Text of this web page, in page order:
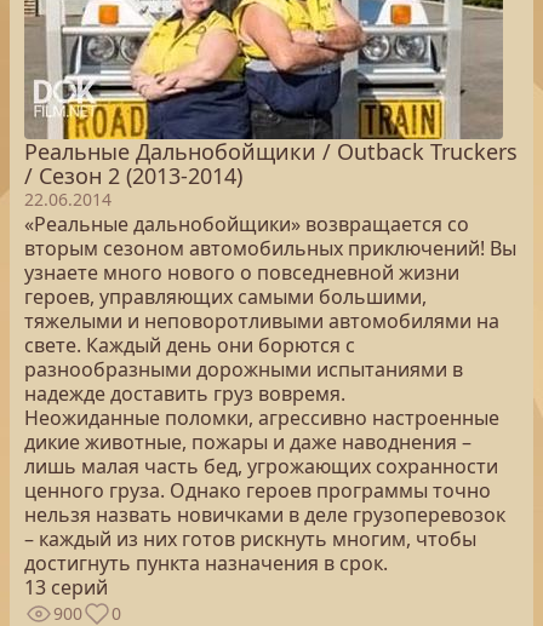
Реальные Дальнобойщики / Outback Truckers
/ Сезон 2 (2013-2014)
22.06.2014
«Реальные дальнобойщики» возвращается со
вторым сезоном автомобильных приключений! Вы
узнаете много нового о повседневной жизни
героев, управляющих самыми большими,
тяжелыми и неповоротливыми автомобилями на
свете. Каждый день они борются с
разнообразными дорожными испытаниями в
надежде доставить груз вовремя.
Неожиданные поломки, агрессивно настроенные
дикие животные, пожары и даже наводнения –
лишь малая часть бед, угрожающих сохранности
ценного груза. Однако героев программы точно
нельзя назвать новичками в деле грузоперевозок
– каждый из них готов рискнуть многим, чтобы
достигнуть пункта назначения в срок.
13 серий
900 0